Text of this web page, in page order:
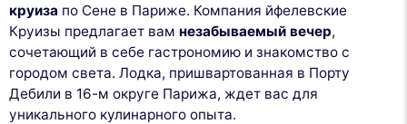
круиза по Сене в Париже. Компания йфелевские
Круизы предлагает вам незабываемый вечер,
сочетающий в себе гастрономию и знакомство с
городом света. Лодка, пришвартованная в Порту
Дебили в 16-м округе Парижа, ждет вас для
уникального кулинарного опыта.